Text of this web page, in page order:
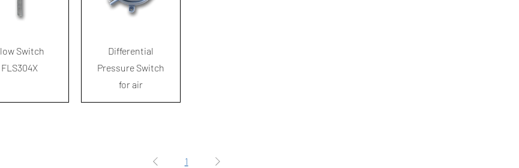
ข้อมูลด่วน
Switch
FLS304X
ดูข้อมูลด่วน
Differential
Pressure Switch
for air
1